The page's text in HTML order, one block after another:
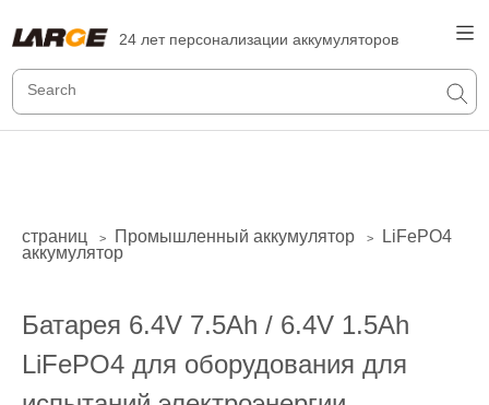
24 лет персонализации аккумуляторов
страниц > Промышленный аккумулятор >
LiFePO4
аккумулятор
Батарея 6.4V 7.5Ah / 6.4V 1.5Ah
LiFePO4 для оборудования для